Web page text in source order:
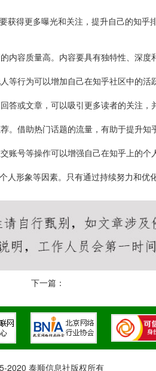
得更多曝光和关注，提升自己的知
容质量高。内容要具有独特性、深
等行为可以增加自己在知乎社区中的活
答或文章，可以吸引更多读者的关注，
。借助热门话题的流量，有助于提升知
账号等操作可以增强自己在知乎上的个
形象等因素。只有通过持续努力和
下一篇：
2020 泰顺信息社版权所有